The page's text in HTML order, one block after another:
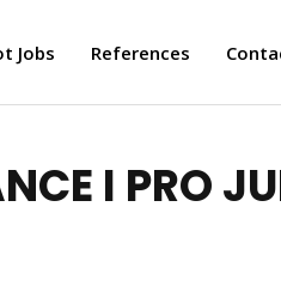
Jobs References
I PRO